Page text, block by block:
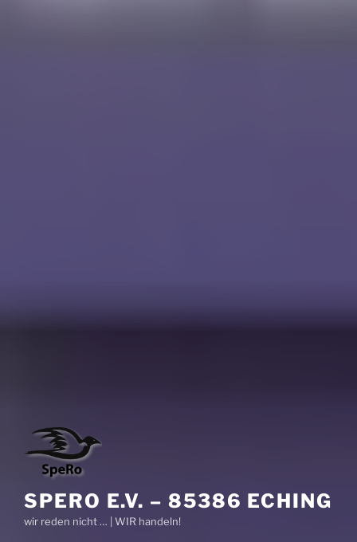
SPERO E.V. – 85386 ECHING
wir reden nicht … | WIR handeln!